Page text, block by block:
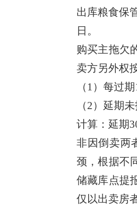
出库粮食保
日。
购买主拖欠
卖方另外权
（1）每过
（2）延期
计算：延期
非因倒卖两
颈，根据不
储藏库点提
仅以出卖房